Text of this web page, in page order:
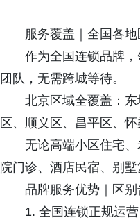
服务覆盖｜全国各
作为全国连锁品牌
团队，无需跨城等待。
北京区域全覆盖：
区、顺义区、昌平区、
无论高端小区住宅
院门诊、酒店民宿、别
品牌服务优势｜区
1. 全国连锁正规运